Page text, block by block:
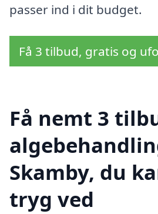
passer ind i dit budget.
Få 3 tilbud, gratis og
Få nemt 3
Skamby, du
tryg ved